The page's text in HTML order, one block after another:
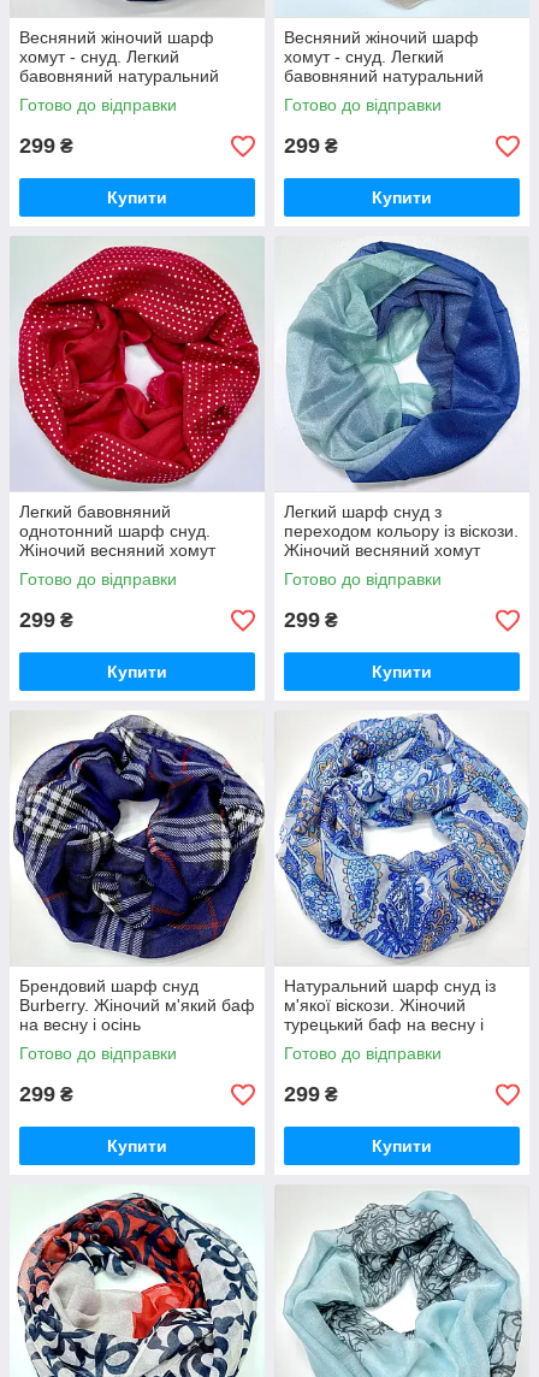
Весняний жіночий шарф
хомут - снуд. Легкий
бавовняний натуральний
шарф снуд
Готово до відправки
299 ₴
Купити
Весняний жіночий шарф
хомут - снуд. Легкий
бавовняний натуральний
шарф снуд
Готово до відправки
299 ₴
Купити
Легкий бавовняний
однотонний шарф снуд.
Жіночий весняний хомут
Готово до відправки
299 ₴
Купити
Легкий шарф снуд з
переходом кольору із віскози.
Жіночий весняний хомут
Готово до відправки
299 ₴
Купити
Брендовий шарф снуд
Burberry. Жіночий м'який баф
на весну і осінь
Готово до відправки
299 ₴
Купити
Натуральний шарф снуд із
м'якої віскози. Жіночий
турецький баф на весну і
осінь
Готово до відправки
299 ₴
Купити